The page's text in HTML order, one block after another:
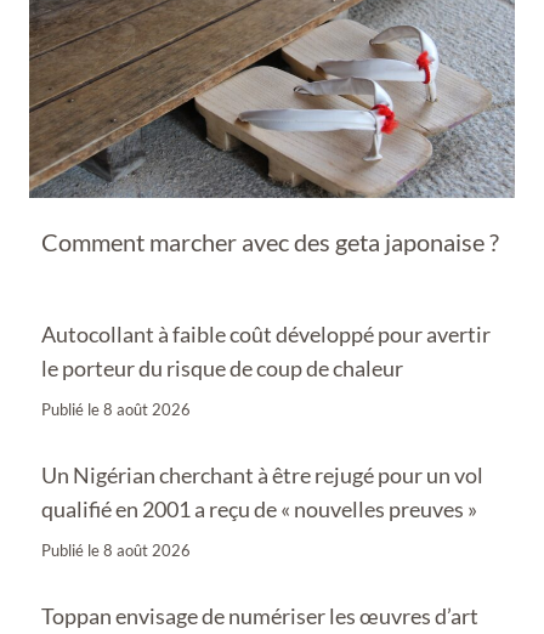
Comment marcher avec des geta japonaise ?
Autocollant à faible coût développé pour avertir
le porteur du risque de coup de chaleur
Publié le8 août 2026
Un Nigérian cherchant à être rejugé pour un vol
qualifié en 2001 a reçu de « nouvelles preuves »
Publié le8 août 2026
Toppan envisage de numériser les œuvres d’art